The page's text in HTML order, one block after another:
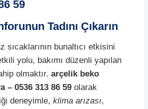
59
Tadını Çıkarın
sıcaklarının bunaltıcı etkisini
yolu, bakımı düzenli yapılan
olmaktır. arçelik beko
– 0536 313 86 59 olarak
deneyimle, klima arızası,